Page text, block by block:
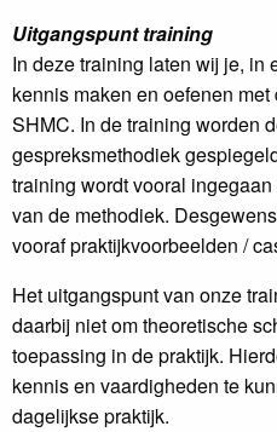
Uitgangspunt training
In deze training laten wij je, in
kennis maken en oefenen
SHMC. In de training worden
gespreksmethodiek
training wordt vooral
van de methodiek.
vooraf praktijkvoorbeelden /
Het uitgangspunt van onze
daarbij niet om theoretische
toepassing in de praktijk.
kennis en vaardigheden te
dagelijkse praktijk.